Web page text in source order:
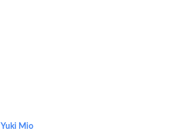
Yuki Mio